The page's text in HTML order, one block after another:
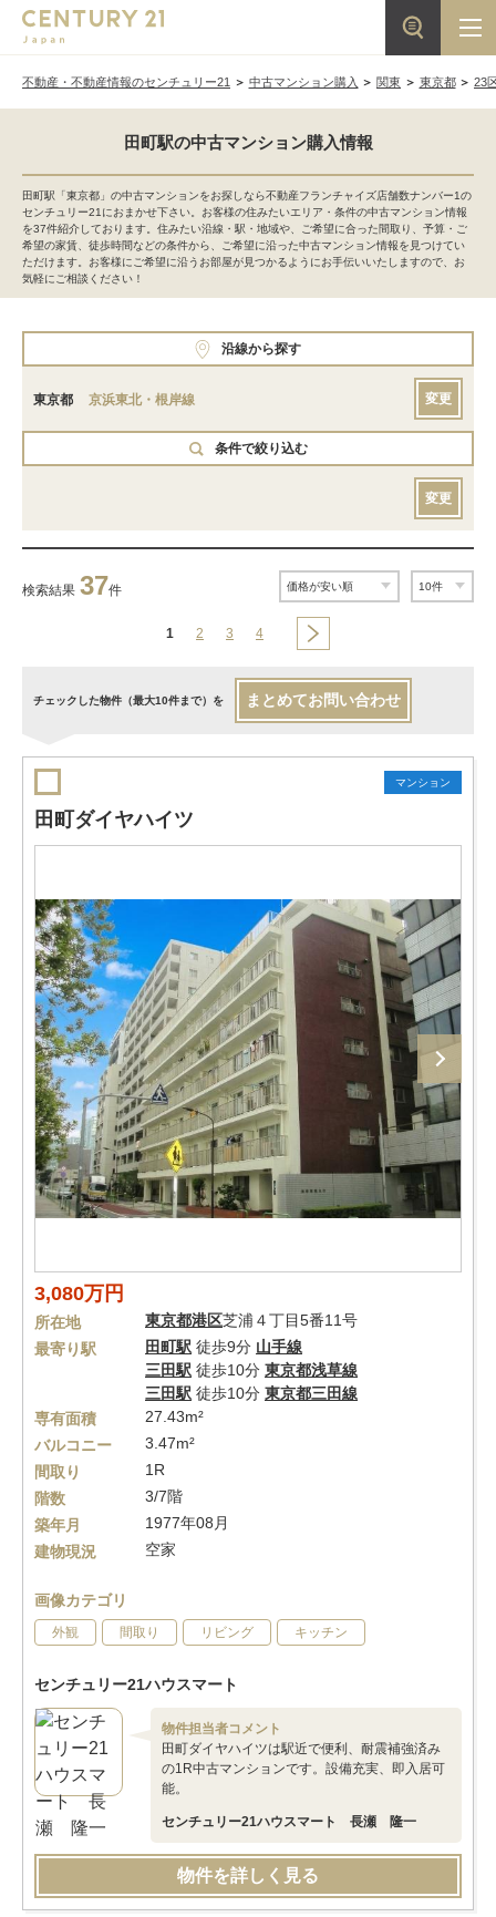
不動産・不動産情報のセンチュリー21 中古マンション購入 関東 東京都 23
田町駅の中古マンション購入情報
田町駅「東京都」の中古マンションをお探しなら不動産フランチャイズ店舗数ナンバー1の
センチュリー21におまかせ下さい。お客様の住みたいエリア・条件の中古マンション情報
を37件紹介しております。住みたい沿線・駅・地域や、ご希望に合った間取り、予算・ご
希望の家賃、徒歩時間などの条件から、ご希望に沿った中古マンション情報を見つけてい
ただけます。お客様にご希望に沿うお部屋が見つかるようにお手伝いいたしますので、お
気軽にご相談ください！
沿線から探す
東京都 京浜東北・根岸線 変更
条件で絞り込む
変更
検索結果 37件
1 2 3 4
チェックした物件（最大10件まで）を まとめてお問い合わせ
マンション
田町ダイヤハイツ
3,080万円
所在地 東京都港区芝浦４丁目5番11号
最寄り駅
田町駅 徒歩9分 山手線
三田駅 徒歩10分 東京都浅草線
三田駅 徒歩10分 東京都三田線
専有面積
27.43m²
バルコニー
3.47m²
間取り
1R
階数
3/7階
築年月
1977年08月
建物現況
空家
画像カテゴリ
外観 間取り リビング キッチン
センチュリー21ハウスマート
物件担当者コメント
田町ダイヤハイツは駅近で便利、耐震補強済み
の1R中古マンションです。設備充実、即入居可
能。
センチュリー21ハウスマート 長瀬 隆一
物件を詳しく見る